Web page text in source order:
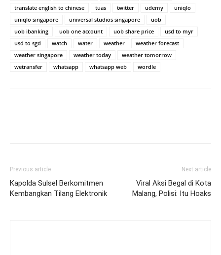
translate english to chinese
tuas twitter udemy
uniqlo
uniqlo singapore
universal studios singapore
uob
uob ibanking
uob one account uob share price
usd to myr
usd to sgd
watch water weather
weather forecast
weather singapore
weather today
weather tomorrow
wetransfer
whatsapp whatsapp web wordle
Previous article
Kapolda Sulsel Berkomitmen
Kembangkan Tilang Elektronik
Next article
Viral Aksi Begal di Kota
Malang, Polisi: Itu Hoaks